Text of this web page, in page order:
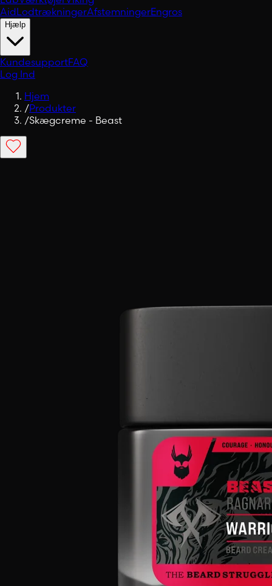
AidLodtrækningerAfstemningerEngros
Hjælp
KundesupportFAQ
Log Ind
Hjem
/Produkter
/Skægcreme - Beast